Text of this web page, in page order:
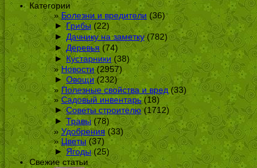
Категории
Болезни и вредители (36)
► Грибы (22)
► Дачнику на заметку(782)
► Деревья (74)
► Кустарники (38)
Новости(2957)
► Овощи(232)
Полезные свойства и вред(33)
Садовый инвентарь(18)
► Советы строителю(1712)
► Травы(78)
Удобрения (33)
Цветы(37)
► Ягоды(25)
Свежие статьи